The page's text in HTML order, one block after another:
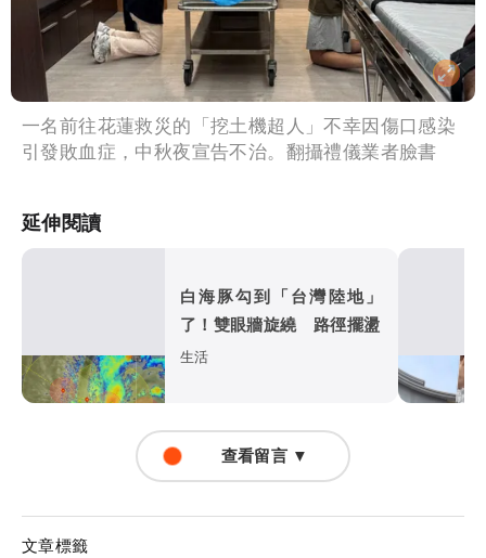
一名前往花蓮救災的「挖土機超人」不幸因傷口感染
引發敗血症，中秋夜宣告不治。翻攝禮儀業者臉書
延伸閱讀
白海豚勾到「台灣陸地」
了！雙眼牆旋繞 路徑擺盪
生活
查看留言 ▼
文章標籤